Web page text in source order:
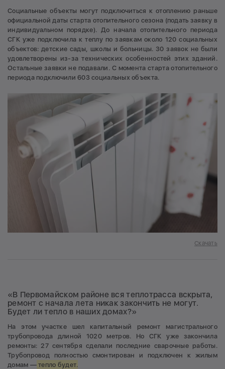
Социальные объекты могут подключиться к отоплению раньше
официальной даты старта отопительного сезона (подать заявку в
индивидуальном порядке). До начала отопительного периода
СГК уже подключила к теплу по заявкам около 120 социальных
объектов: детские сады, школы и больницы. 30 заявок не были
удовлетворены из-за технических особенностей этих зданий.
Остальные заявки не подавали. С момента старта отопительного
периода подключили 603 социальных объекта.
Скачать
«В Первомайском районе вся теплотрасса вскрыта,
ремонт с начала лета никак закончить не могут.
Будет ли тепло в наших домах?»
На этом участке шел капитальный ремонт магистрального
трубопровода длиной 1020 метров. Но СГК уже закончила
ремонты: 27 сентября сделали последние сварочные работы.
Трубопровод полностью смонтирован и подключен к жилым
домам —тепло будет.